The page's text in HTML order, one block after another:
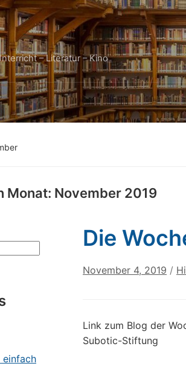
– Literatur – Kino
Monat: November 2019
einfach
Die
November 4, 2019 /
Link zum Blog der
Subotic-Stiftung